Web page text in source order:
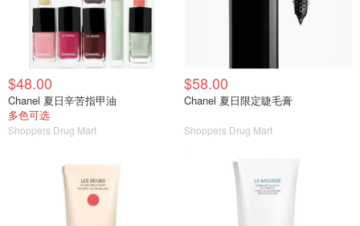
$48.00
Chanel 夏日辛苦指甲油
多色可选
Shoppers Drug Mart
$58.00
Chanel 夏日限定睫毛膏
Shoppers Drug Mart